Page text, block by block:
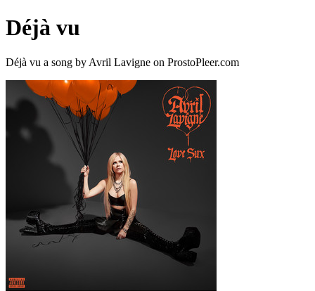
Déjà vu
Déjà vu a song by Avril Lavigne on ProstoPleer.com